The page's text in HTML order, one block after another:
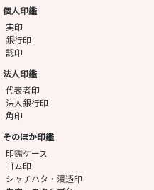
個人印鑑
実印
銀行印
認印
法人印鑑
代表者印
法人銀行印
角印
そのほか印鑑
印鑑ケース
ゴム印
シャチハタ・浸透印